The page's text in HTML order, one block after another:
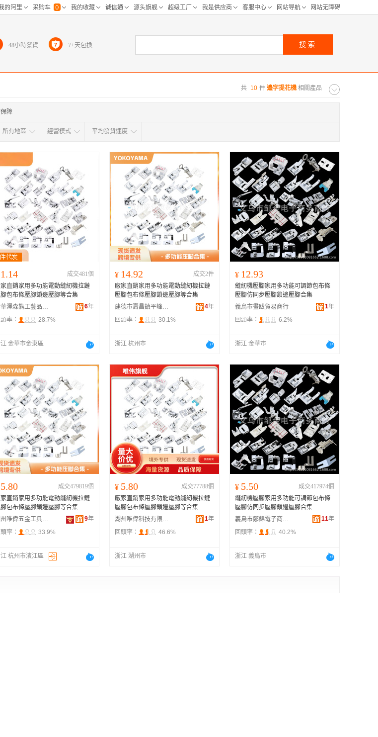
共 10 件 邊字提花機 相關產品
障
所有地區
所有地区 采购距离:
江浙沪 华东区 华中区 华北区
海外 北京 天津 重庆
广东 浙江 山东 河北
河南 福建 安徽 广西
山西 海南 内蒙古 吉林 黑龙江
青海 四川
贵州 西藏 澳门 台湾
經營模式 平均發貨速度
1.14
成交481個
直銷家用多功能電動縫紉機拉鏈
包布條壓腳鎖邊壓腳等合集
金華澤森熊工藝品有限公司
6年
率：
28.7%
金華市金東區
¥ 14.92
成交2件
廠家直銷家用多功能電動縫紉機拉鏈
壓腳包布條壓腳鎖邊壓腳等合集
建德市壽昌鎮平峰貿易商行
4年
回頭率：
30.1%
浙江 杭州市
¥ 12.93
縫紉機壓腳家用多功能可調節包布條
壓腳仿同步壓腳鎖邊壓腳合集
義烏市畫跋貿易商行
1年
回頭率：
6.2%
浙江 金華市
5.80
成交479819個
直銷家用多功能電動縫紉機拉鏈
包布條壓腳鎖邊壓腳等合集
湖州唯偉五金工具有限公司
9年
率：
33.9%
杭州市濱江區
¥ 5.80
成交77788個
廠家直銷家用多功能電動縫紉機拉鏈
壓腳包布條壓腳鎖邊壓腳等合集
湖州唯偉科技有限公司
1年
回頭率：
46.6%
浙江 湖州市
¥ 5.50
成交417974個
縫紉機壓腳家用多功能可調節包布條
壓腳仿同步壓腳鎖邊壓腳合集
義烏市鄒錦電子商務商行
11年
回頭率：
40.2%
浙江 義烏市
48小時發貨 7+天包換 搜索